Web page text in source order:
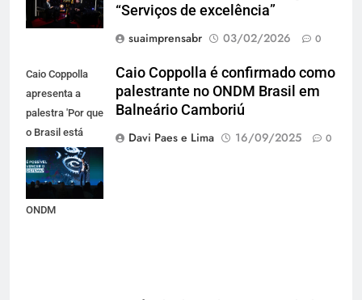
“Serviços de excelência”
suaimprensabr
03/02/2026 0
Caio Coppolla
apresenta a
palestra 'Por que
o Brasil está
condenado ao
sucesso', em
outubro, no
ONDM
Caio Coppolla é confirmado como
palestrante no ONDM Brasil em
Balneário Camboriú
Davi Paes e Lima
16/09/2025 0